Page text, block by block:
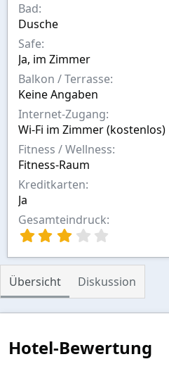
Bad
Dusche
Safe
Ja, im Zimmer
Balkon / Terrasse
Keine Angaben
Internet-Zugang
Wi-Fi im Zimmer (kostenlos)
Fitness / Wellness
Fitness-Raum
Kreditkarten
Ja
Gesamteindruck
0
0
S
t
e
n
(
Übersicht Diskussion
Hotel-Bewertung